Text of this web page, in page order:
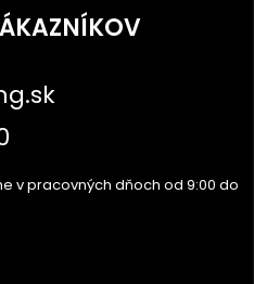
v pracovných dňoch od 9:00 do